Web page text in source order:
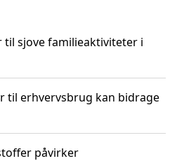
sjove familieaktiviteter i
til erhvervsbrug kan bidrage
påvirker